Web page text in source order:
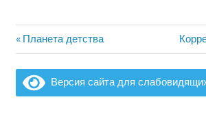
Навигация
по
записям
Предыдущая
запись:
Планета детства
Версия сайта для